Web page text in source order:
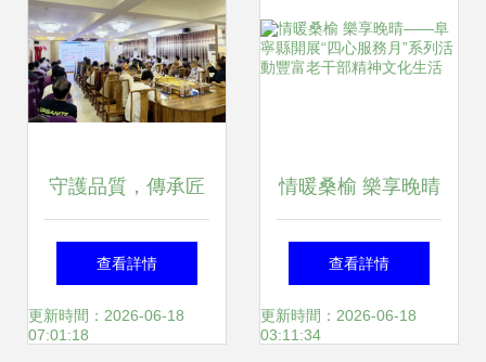
暨創新產品展示展
銷活動在織金成功
投出寶貴一票
守護品質，傳承匠
心——家具產品質
量安全宣傳咨詢暨
查看詳情
更新時間：2026-06-18
07:01:18
情暖桑榆 樂享晚晴
——阜寧縣開展“四
心服務月”系列活動
查看詳情
更新時間：2026-06-18
03:11:34